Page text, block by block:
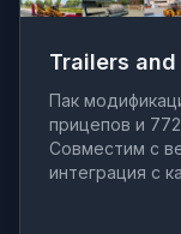
Trailers and
Пак
прицепов и
Совместим с
интеграция с